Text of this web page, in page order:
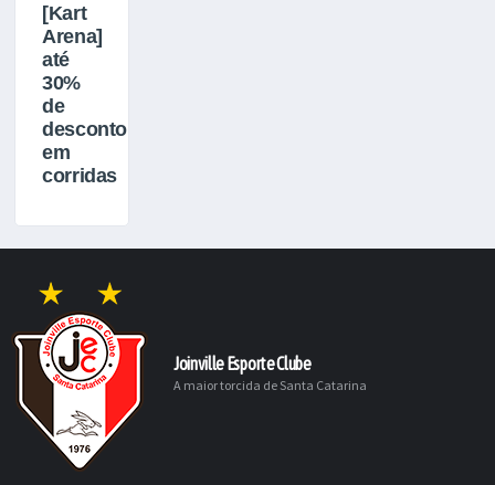
[Kart
Arena]
até
30%
de
desconto
em
corridas
Joinville Esporte Clube
A maior torcida de Santa Catarina